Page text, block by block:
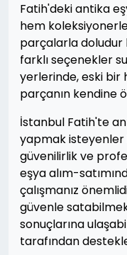
Fatih'deki antika
hem
parçalarla doludur
farklı seçenekler
yerlerinde, eski bir
parçanın kendine
İstanbul Fatih'te
yapmak
güvenilirlik ve
eşya alım-
çalışmanız
güvenle
sonuçlarına
tarafından